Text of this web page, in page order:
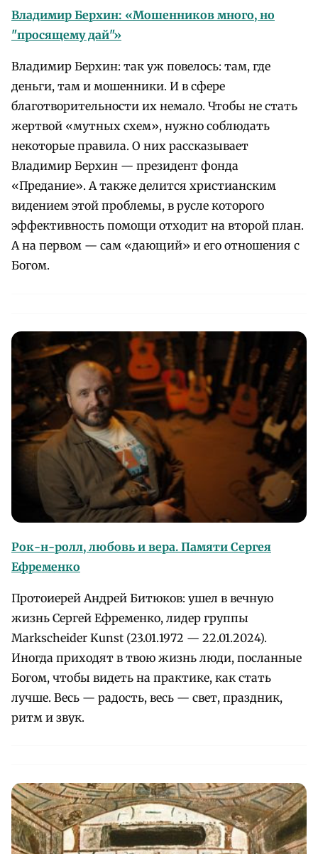
Владимир Берхин: «Мошенников много, но
"просящему дай"»
Владимир Берхин: так уж повелось: там, где
деньги, там и мошенники. И в сфере
благотворительности их немало. Чтобы не стать
жертвой «мутных схем», нужно соблюдать
некоторые правила. О них рассказывает
Владимир Берхин — президент фонда
«Предание». А также делится христианским
видением этой проблемы, в русле которого
эффективность помощи отходит на второй план.
А на первом — сам «дающий» и его отношения с
Богом.
Рок-н-ролл, любовь и вера. Памяти Сергея
Ефременко
Протоиерей Андрей Битюков: ушел в вечную
жизнь Сергей Ефременко, лидер группы
Markscheider Kunst (23.01.1972 — 22.01.2024).
Иногда приходят в твою жизнь люди, посланные
Богом, чтобы видеть на практике, как стать
лучше. Весь — радость, весь — свет, праздник,
ритм и звук.